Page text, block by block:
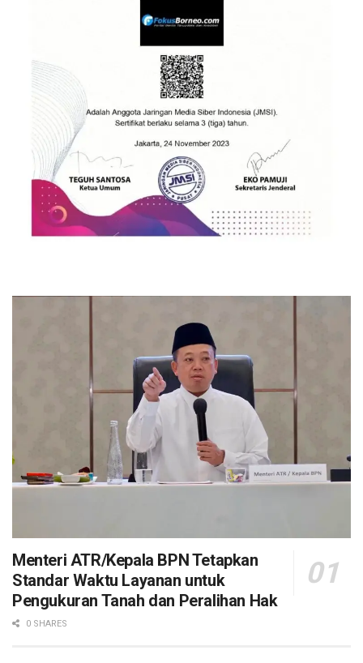
Menteri ATR/Kepala BPN Tetapkan
Standar Waktu Layanan untuk
Pengukuran Tanah dan Peralihan Hak
0 SHARES